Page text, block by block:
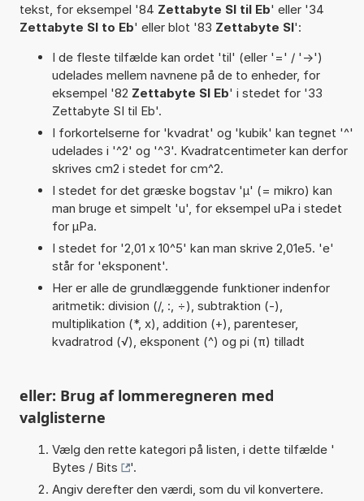
tekst, for eksempel '84 Zettabyte SI til Eb' eller '34
Zettabyte SI to Eb' eller blot '83 Zettabyte SI':
I de fleste tilfælde kan ordet 'til' (eller '=' / '->')
udelades mellem navnene på de to enheder, for
eksempel '82 Zettabyte SI Eb' i stedet for '33
Zettabyte SI til Eb'.
I forkortelserne for 'kvadrat' og 'kubik' kan tegnet '^'
udelades i '^2' og '^3'. Kvadratcentimeter kan derfor
skrives cm2 i stedet for cm^2.
I stedet for det græske bogstav 'µ' (= mikro) kan
man bruge et simpelt 'u', for eksempel uPa i stedet
for µPa.
I stedet for '2,01 x 10^5' kan man skrive 2,01e5. 'e'
står for 'eksponent'.
Her er alle de grundlæggende funktioner indenfor
aritmetik: division (/, :, ÷), subtraktion (-),
multiplikation (*, x), addition (+), parenteser,
kvadratrod (√), eksponent (^) og pi (π) tilladt
eller: Brug af lommeregneren med
valglisterne
Vælg den rette kategori på listen, i dette tilfælde '
Bytes / Bits
'.
Angiv derefter den værdi, som du vil konvertere.